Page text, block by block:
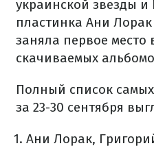
украинской звезды и
пластинка Ани
заняла первое место
скачиваемых
Полный список
за 23-30 сентября
Ани Лорак,